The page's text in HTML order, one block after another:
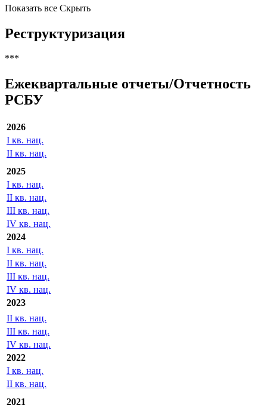
Показать все Скрыть
Реструктуризация
***
Ежеквартальные отчеты/Отчетность
РСБУ
2026
I кв. нац.
II кв. нац.
2025
I кв. нац.
II кв. нац.
III кв. нац.
IV кв. нац.
2024
I кв. нац.
II кв. нац.
III кв. нац.
IV кв. нац.
2023
II кв. нац.
III кв. нац.
IV кв. нац.
2022
I кв. нац.
II кв. нац.
2021